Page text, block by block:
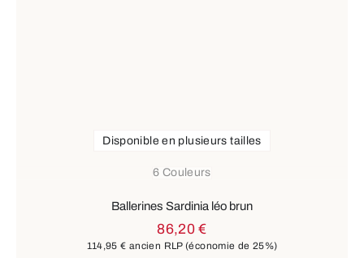
6 Couleurs
Disponible en plusieurs tailles
Ballerines Sardinia léo brun
86,20 €
114,95 € ancien RLP(économie de 25%)